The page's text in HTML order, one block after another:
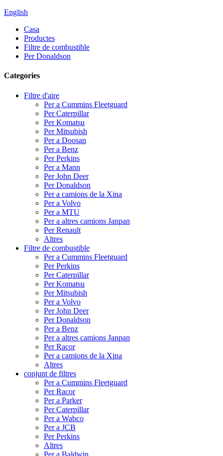
English
Casa
Productes
Filtre de combustible
Per Donaldson
Categories
Filtre d'aire
Per a Cummins Fleetguard
Per Caterpillar
Per Komatsu
Per Mitsubish
Per a Doosan
Per a Benz
Per Perkins
Per a Mann
Per John Deer
Per Donaldson
Per a camions de la Xina
Per a Volvo
Per a MTU
Per a altres camions Janpan
Per Renault
Altres
Filtre de combustible
Per a Cummins Fleetguard
Per Perkins
Per Caterpillar
Per Komatsu
Per Mitsubish
Per a Volvo
Per John Deer
Per Donaldson
Per a Benz
Per a altres camions Janpan
Per Racor
Per a camions de la Xina
Altres
conjunt de filtres
Per a Cummins Fleetguard
Per Racor
Per a Parker
Per Caterpillar
Per a Wabco
Per a JCB
Per Perkins
Altres
Per a Baldwin